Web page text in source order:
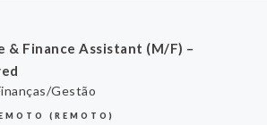
& Finance Assistant (M/F) –
Gestão
(REMOTO)